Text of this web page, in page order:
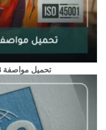
تحميل مواصفة ISO 45001:2018